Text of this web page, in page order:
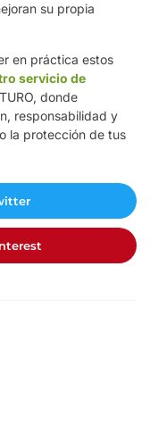
su propia
en práctica estos
servicio de
donde
responsabilidad y
la protección de tus